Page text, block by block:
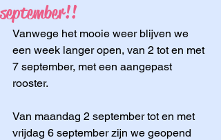
september!!
Vanwege het mooie weer blijven we
een week langer open, van 2 tot en met
7 september, met een aangepast
rooster.
Van maandag 2 september tot en met
vrijdag 6 september zijn we geopend